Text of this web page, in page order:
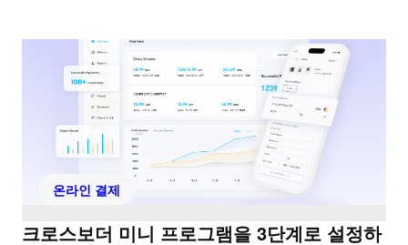
온라인 결제
크로스보더 미니 프로그램을 3단계로 설정하